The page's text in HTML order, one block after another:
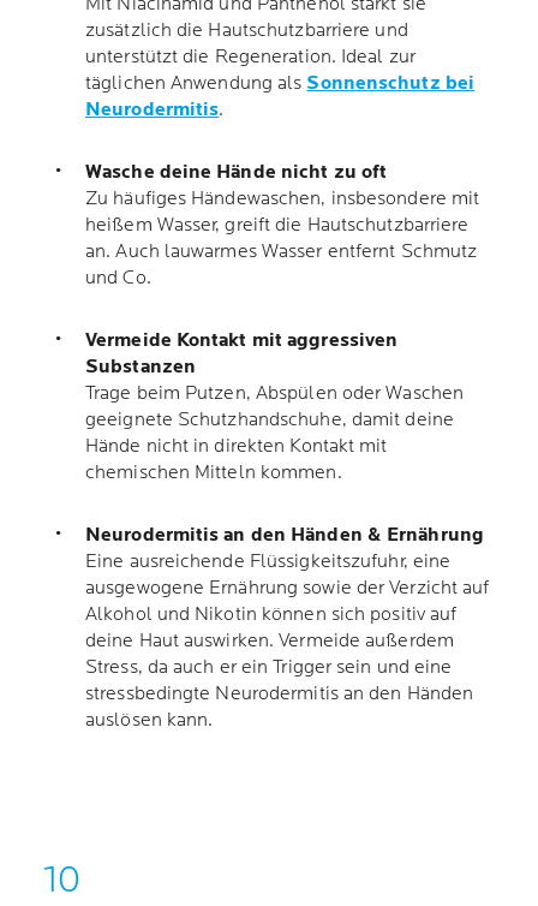
Mit Niacinamid und Panthenol stärkt sie
zusätzlich die Hautschutzbarriere und
unterstützt die Regeneration. Ideal zur
täglichen Anwendung als Sonnenschutz bei
Neurodermitis.
Wasche deine Hände nicht zu oft
Zu häufiges Händewaschen, insbesondere mit
heißem Wasser, greift die Hautschutzbarriere
an. Auch lauwarmes Wasser entfernt Schmutz
und Co.
Vermeide Kontakt mit aggressiven
Substanzen
Trage beim Putzen, Abspülen oder Waschen
geeignete Schutzhandschuhe, damit deine
Hände nicht in direkten Kontakt mit
chemischen Mitteln kommen.
Neurodermitis an den Händen & Ernährung
Eine ausreichende Flüssigkeitszufuhr, eine
ausgewogene Ernährung sowie der Verzicht auf
Alkohol und Nikotin können sich positiv auf
deine Haut auswirken. Vermeide außerdem
Stress, da auch er ein Trigger sein und eine
stressbedingte Neurodermitis an den Händen
auslösen kann.